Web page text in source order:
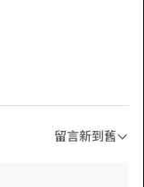
留言新到舊